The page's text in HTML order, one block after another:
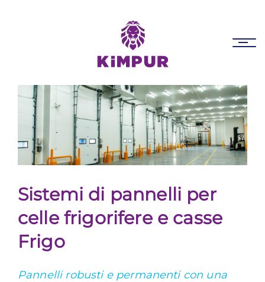
to
content
Sistemi di pannelli per
celle frigorifere e casse
Frigo
Pannelli robusti e permanenti con una